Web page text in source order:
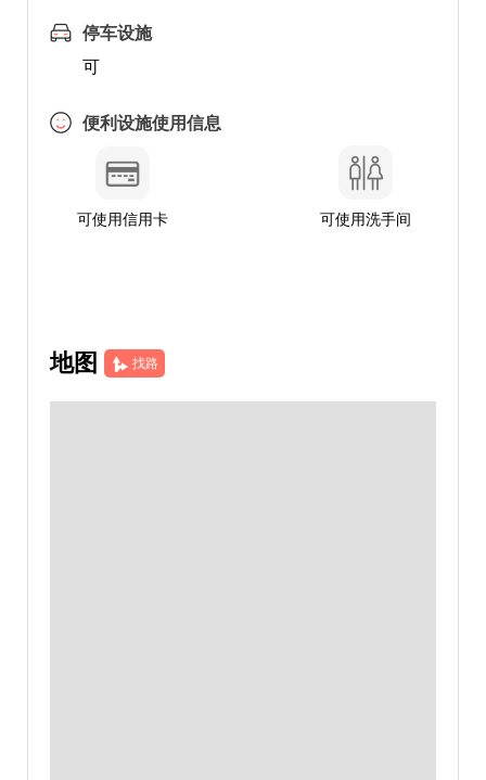
停车设施
可
便利设施使用信息
可使用信用卡 可使用洗手间
地图 找路